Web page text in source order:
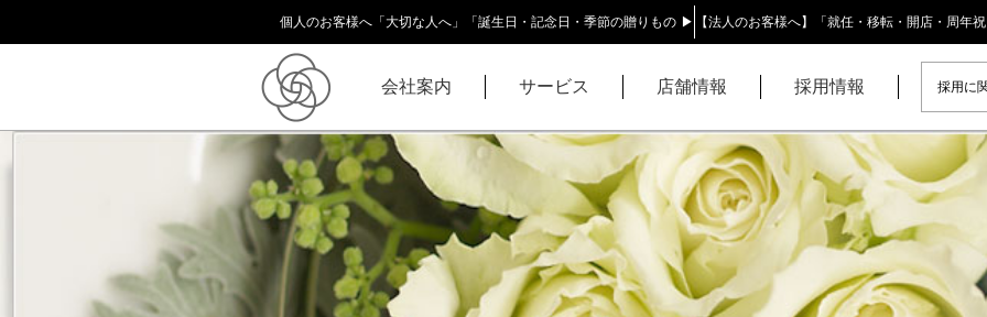
個人のお客様へ「大切な人へ」「誕生日・記念日・季節の贈りもの ▶ 【法人のお客様へ】「就任・移転・開店・周年
会社案内 サービス 店舗情報 採用情報 採用に